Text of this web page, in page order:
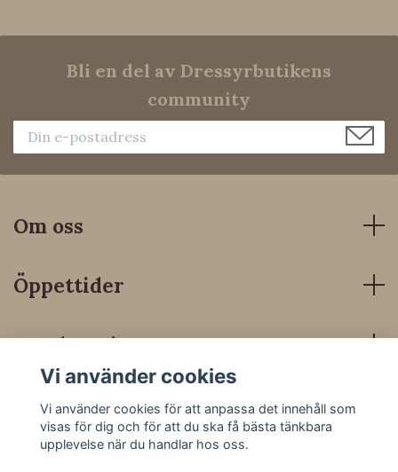
Bli en del av Dressyrbutikens
community
Om oss
Öppettider
Kundservice
Sociala medier
Vi använder cookies
Vi använder cookies för att anpassa det innehåll som
visas för dig och för att du ska få bästa tänkbara
upplevelse när du handlar hos oss.